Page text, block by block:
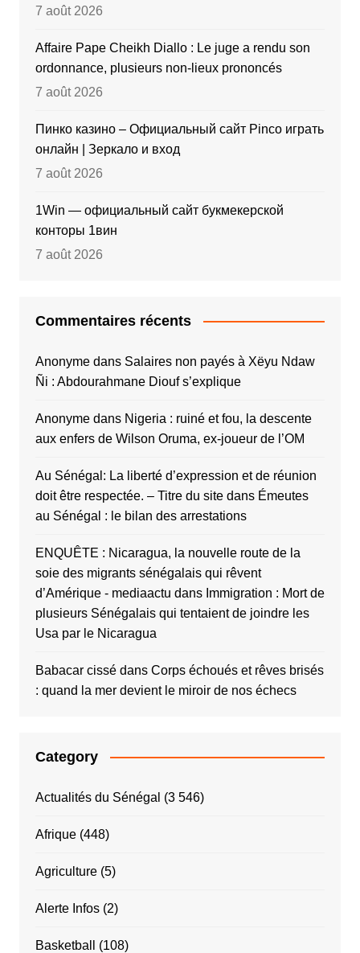
7 août 2026
Affaire Pape Cheikh Diallo : Le juge a rendu son
ordonnance, plusieurs non-lieux prononcés
7 août 2026
Пинко казино – Официальный сайт Pinco играть
онлайн | Зеркало и вход
7 août 2026
1Win — официальный сайт букмекерской
конторы 1вин
7 août 2026
Commentaires récents
Anonymedans Salaires non payés à Xëyu Ndaw
Ñi : Abdourahmane Diouf s’explique
Anonymedans Nigeria : ruiné et fou, la descente
aux enfers de Wilson Oruma, ex-joueur de l’OM
Au Sénégal: La liberté d’expression et de réunion
doit être respectée. – Titre du sitedans Émeutes
au Sénégal : le bilan des arrestations
ENQUÊTE : Nicaragua, la nouvelle route de la
soie des migrants sénégalais qui rêvent
d’Amérique - mediaactu dans Immigration : Mort de
plusieurs Sénégalais qui tentaient de joindre les
Usa par le Nicaragua
Babacar cissédans Corps échoués et rêves brisés
: quand la mer devient le miroir de nos échecs
Category
Actualités du Sénégal (3 546)
Afrique(448)
Agriculture(5)
Alerte Infos(2)
Basketball (108)